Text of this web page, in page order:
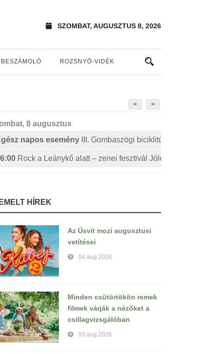
SZOMBAT, AUGUSZTUS 8, 2026
BESZÁMOLÓ ROZSNYÓ-VIDÉK
< >
8 augusztus
napos esemény
III. Gombaszögi biciklitúra
Rock a Leánykő alatt – zenei fesztivál Jólészen
HÍREK
Az Úsvit mozi augusztusi
vetítései
04 aug 2026
Minden csütörtökön remek
filmek várják a nézőket a
csillagvizsgálóban
03 aug 2026